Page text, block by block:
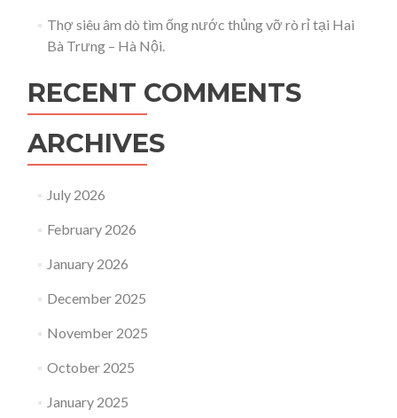
Thợ siêu âm dò tìm ống nước thủng vỡ rò rỉ tại Hai
Bà Trưng – Hà Nội.
RECENT COMMENTS
ARCHIVES
July 2026
February 2026
January 2026
December 2025
November 2025
October 2025
January 2025